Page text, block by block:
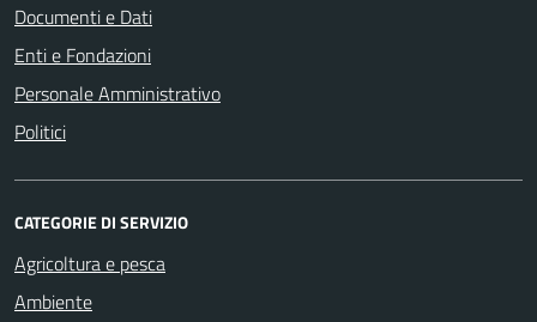
Documenti e Dati
Enti e Fondazioni
Personale Amministrativo
Politici
CATEGORIE DI SERVIZIO
Agricoltura e pesca
Ambiente